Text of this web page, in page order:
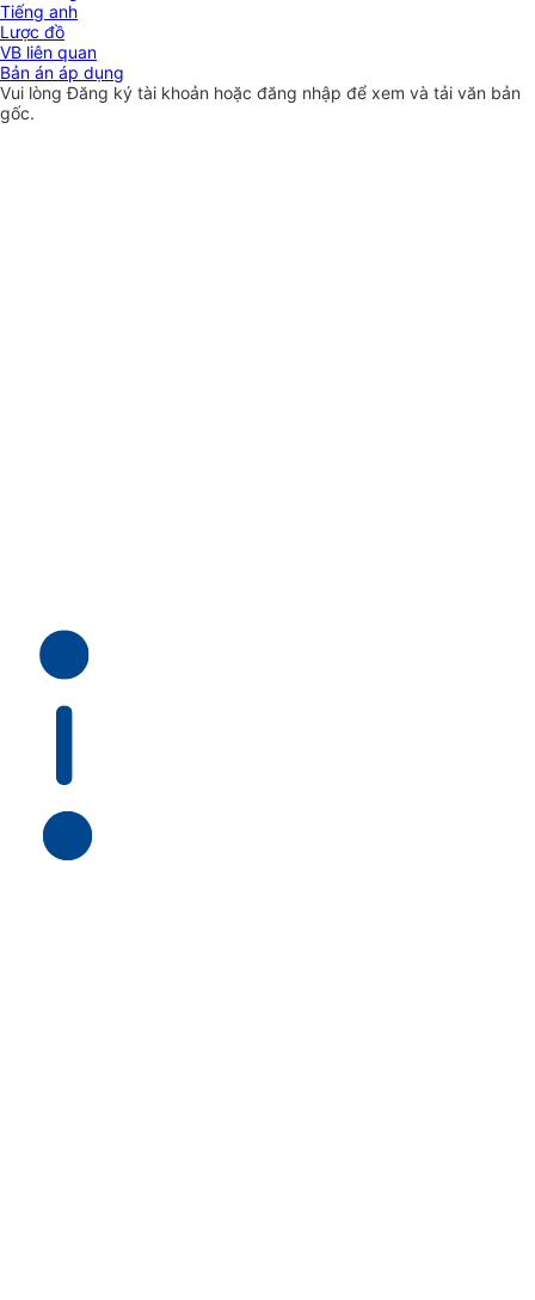
Tiếng anh
Lược đồ
VB liên quan
Bản án áp dụng
Vui lòngĐăng ký tài khoản hoặc đăng nhập để xem và tải văn bản
gốc.